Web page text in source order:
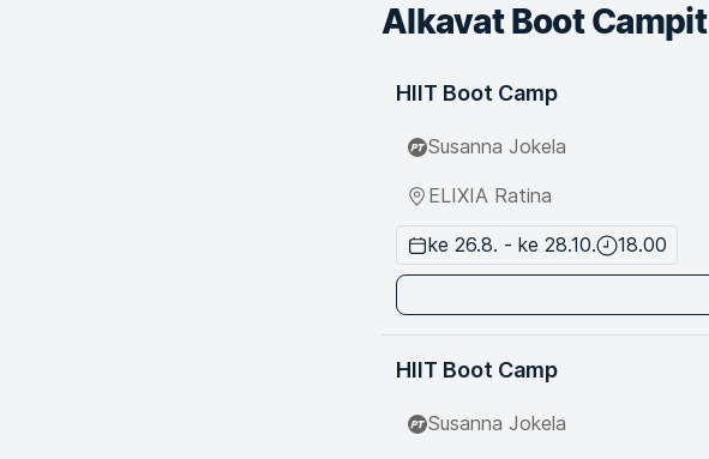
Alkavat Boot Campit
HIIT Boot Camp
Susanna Jokela
ELIXIA Ratina
ke 26.8. - ke 28.10. 18.00
HIIT Boot Camp
Susanna Jokela